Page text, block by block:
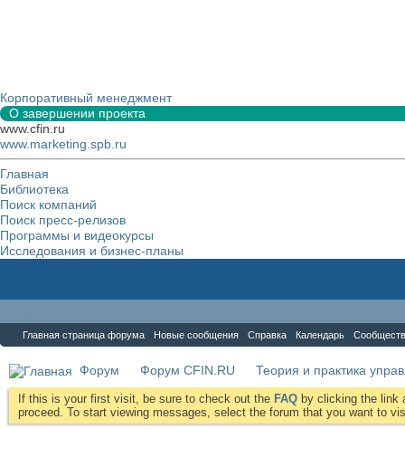
Корпоративный менеджмент
О завершении проекта
www.cfin.ru
www.marketing.spb.ru
Главная
Библиотека
Поиск компаний
Поиск пресс-релизов
Программы и видеокурсы
Исследования и бизнес-планы
Главная страница форума Новые сообщения Справка Календарь
Форум Форум CFIN.RU Теория и практика
If this is your first visit, be sure to check out the FAQ by clicking the link
proceed. To start viewing messages, select the forum that you want to